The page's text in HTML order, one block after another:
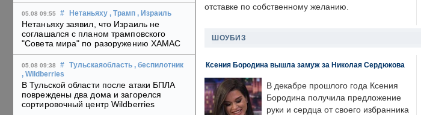
05.08 09:55 # Нетаньяху , Трамп , Израиль
Нетаньяху заявил, что Израиль не
соглашался с планом трамповского
"Совета мира" по разоружению ХАМАС
05.08 09:38 # Тульскаяобласть , беспилотник
, Wildberries
В Тульской области после атаки БПЛА
повреждены два дома и загорелся
сортировочный центр Wildberries
отставке по собственному желанию.
ШОУБИЗ
Ксения Бородина вышла замуж за Николая Сердюкова
В декабре прошлого года Ксения
Бородина получила предложение
руки и сердца от своего избранника